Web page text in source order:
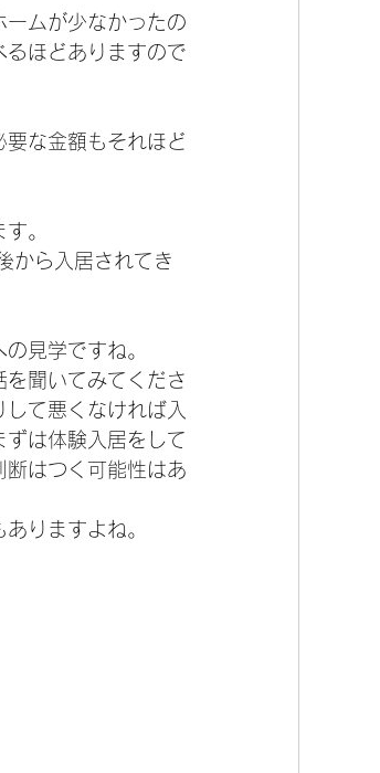
ームが少なかったの
ほどありますので
な金額もそれほど
。
から入居されてき
見学ですね。
聞いてみてくださ
て悪くなければ入
は体験入居をして
はつく可能性はあ
りますよね。